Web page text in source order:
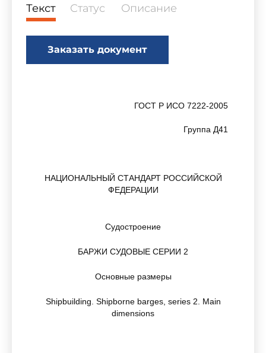
Текст Статус Описание
Заказать документ
ГОСТ Р ИСО 7222-2005
Группа Д41
НАЦИОНАЛЬНЫЙ СТАНДАРТ РОССИЙСКОЙ
ФЕДЕРАЦИИ
Судостроение
БАРЖИ СУДОВЫЕ СЕРИИ 2
Основные размеры
Shipbuilding. Shipborne barges, series 2. Main
dimensions